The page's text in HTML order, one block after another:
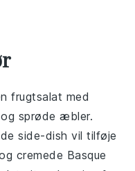
frugtsalat med
og sprødeæbler.
side-dish vil tilføje
cremede Basque